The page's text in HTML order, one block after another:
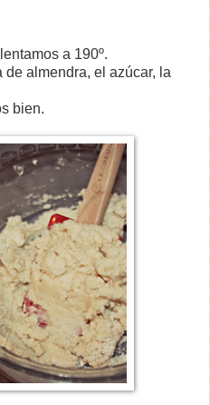
a 190º.
almendra, el azúcar, la
bien.